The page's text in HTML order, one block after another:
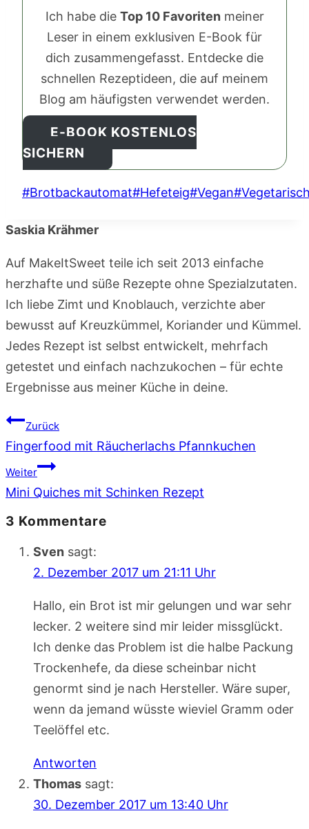
Ich habe die Top 10 Favoriten meiner
Leser in einem exklusiven E-Book für
dich zusammengefasst. Entdecke die
schnellen Rezeptideen, die auf meinem
Blog am häufigsten verwendet werden.
E-BOOK KOSTENLOS
SICHERN
Schlagworte:
#Brotbackautomat#Hefeteig#Vegan#
Saskia Krähmer
Auf MakeItSweet teile ich seit 2013 einfache
herzhafte und süße Rezepte ohne Spezialzutaten.
Ich liebe Zimt und Knoblauch, verzichte aber
bewusst auf Kreuzkümmel, Koriander und Kümmel.
Jedes Rezept ist selbst entwickelt, mehrfach
getestet und einfach nachzukochen – für echte
Ergebnisse aus meiner Küche in deine.
Beitragsnavigation
Zurück
Fingerfood mit Räucherlachs Pfannkuchen
Weiter
Mini Quiches mit Schinken Rezept
3 Kommentare
Sven sagt:
2. Dezember 2017 um 21:11 Uhr
Hallo, ein Brot ist mir gelungen und war sehr
lecker. 2 weitere sind mir leider missglückt.
Ich denke das Problem ist die halbe Packung
Trockenhefe, da diese scheinbar nicht
genormt sind je nach Hersteller. Wäre super,
wenn da jemand wüsste wieviel Gramm oder
Teelöffel etc.
Antworten
Thomas sagt:
30. Dezember 2017 um 13:40 Uhr